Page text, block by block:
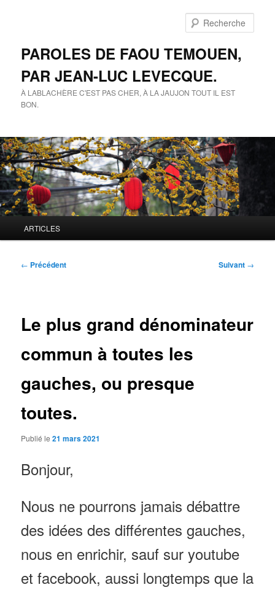
PAROLES DE FAOU TEMOUEN,
PAR JEAN-LUC LEVECQUE.
À LABLACHÈRE C'EST PAS CHER, À LA JAUJON TOUT IL EST
BON.
principal
ARTICLES
Navigation
← Précédent Suivant →
Le plus grand dénominateur
commun à toutes les
gauches, ou presque
toutes.
Publié le21 mars 2021
Bonjour,
Nous ne pourrons jamais débattre
des idées des différentes gauches,
nous en enrichir, sauf sur youtube
et facebook, aussi longtemps que la